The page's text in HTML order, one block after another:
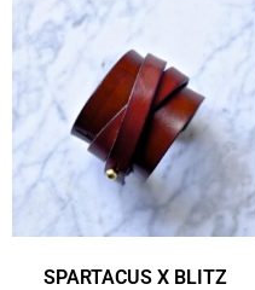
SPARTACUS X BLITZ